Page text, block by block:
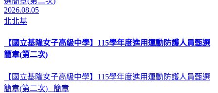
2026.08.05
北北基
【國立基隆女子高級中學】115學年度進用運動防護人員甄選
簡章(第二次)
【國立基隆女子高級中學】115學年度進用運動防護人員甄選
簡章(第二次) 簡章